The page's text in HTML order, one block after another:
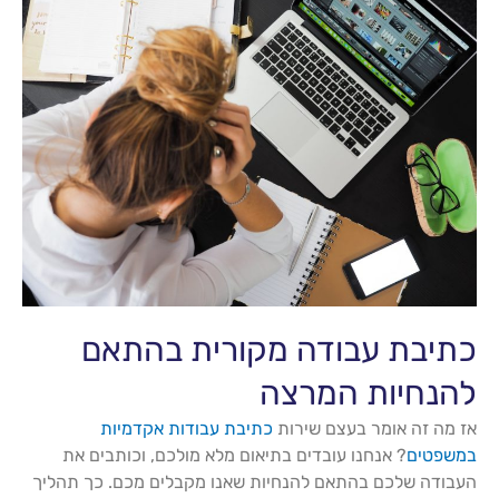
כתיבת עבודה מקורית בהתאם
להנחיות המרצה
אז מה זה אומר בעצם שירות כתיבת עבודות אקדמיות
במשפטים? אנחנו עובדים בתיאום מלא מולכם, וכותבים את
העבודה שלכם בהתאם להנחיות שאנו מקבלים מכם. כך תהליך